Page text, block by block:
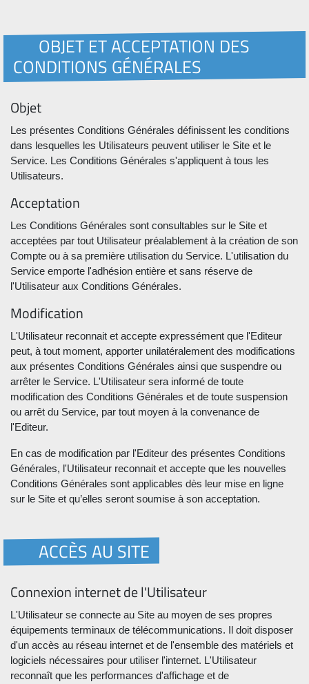
OBJET ET ACCEPTATION DES
CONDITIONS GÉNÉRALES
Objet
Les présentes Conditions Générales définissent les conditions
dans lesquelles les Utilisateurs peuvent utiliser le Site et le
Service. Les Conditions Générales s'appliquent à tous les
Utilisateurs.
Acceptation
Les Conditions Générales sont consultables sur le Site et
acceptées par tout Utilisateur préalablement à la création de son
Compte ou à sa première utilisation du Service. L'utilisation du
Service emporte l'adhésion entière et sans réserve de
l'Utilisateur aux Conditions Générales.
Modification
L'Utilisateur reconnait et accepte expressément que l'Editeur
peut, à tout moment, apporter unilatéralement des modifications
aux présentes Conditions Générales ainsi que suspendre ou
arrêter le Service. L'Utilisateur sera informé de toute
modification des Conditions Générales et de toute suspension
ou arrêt du Service, par tout moyen à la convenance de
l'Editeur.
En cas de modification par l'Editeur des présentes Conditions
Générales, l'Utilisateur reconnait et accepte que les nouvelles
Conditions Générales sont applicables dès leur mise en ligne
sur le Site et qu’elles seront soumise à son acceptation.
ACCÈS AU SITE
Connexion internet de l'Utilisateur
L'Utilisateur se connecte au Site au moyen de ses propres
équipements terminaux de télécommunications. Il doit disposer
d'un accès au réseau internet et de l'ensemble des matériels et
logiciels nécessaires pour utiliser l'internet. L'Utilisateur
reconnaît que les performances d'affichage et de